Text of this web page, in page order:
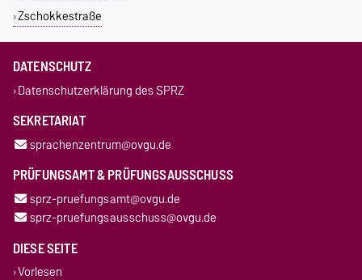
Zschokkestraße
DATENSCHUTZ
Datenschutzerklärung des SPRZ
SEKRETARIAT
sprachenzentrum@ovgu.de
PRÜFUNGSAMT & PRÜFUNGSAUSSCHUSS
sprz-pruefungsamt@ovgu.de
sprz-pruefungsausschuss@ovgu.de
DIESE SEITE
Vorlesen